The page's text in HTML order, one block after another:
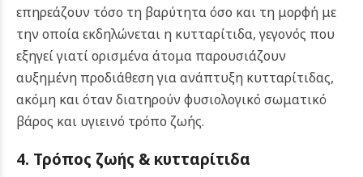
επηρεάζουν τόσο τη βαρύτητα όσο και τη μορφή με
την οποία εκδηλώνεται η κυτταρίτιδα, γεγονός που
εξηγεί γιατί ορισμένα άτομα παρουσιάζουν
αυξημένη προδιάθεση για ανάπτυξη κυτταρίτιδας,
ακόμη και όταν διατηρούν φυσιολογικό σωματικό
βάρος και υγιεινό τρόπο ζωής.
4. Τρόπος ζωής & κυτταρίτιδα